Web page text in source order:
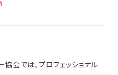
会では、プロフェッショナル